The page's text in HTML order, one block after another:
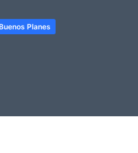
Planes